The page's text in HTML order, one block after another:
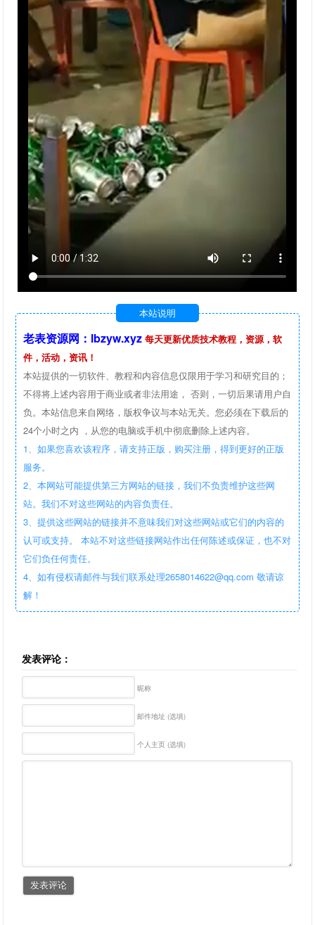
本站说明
老表资源网：lbzyw.xyz 每天更新优质技术教程，资源，软
件，活动，资讯！
本站提供的一切软件、教程和内容信息仅限用于学习和研究目的；
不得将上述内容用于商业或者非法用途， 否则，一切后果请用户自
负。本站信息来自网络，版权争议与本站无关。您必须在下载后的
24个小时之内 ，从您的电脑或手机中彻底删除上述内容。
1、如果您喜欢该程序，请支持正版，购买注册，得到更好的正版
服务。
2、本网站可能提供第三方网站的链接，我们不负责维护这些网
站。我们不对这些网站的内容负责任。
3、提供这些网站的链接并不意味我们对这些网站或它们的内容的
认可或支持。 本站不对这些链接网站作出任何陈述或保证，也不对
它们负任何责任。
4、如有侵权请邮件与我们联系处理2658014622@qq.com 敬请谅
解！
发表评论：
昵称
邮件地址 (选填)
个人主页 (选填)